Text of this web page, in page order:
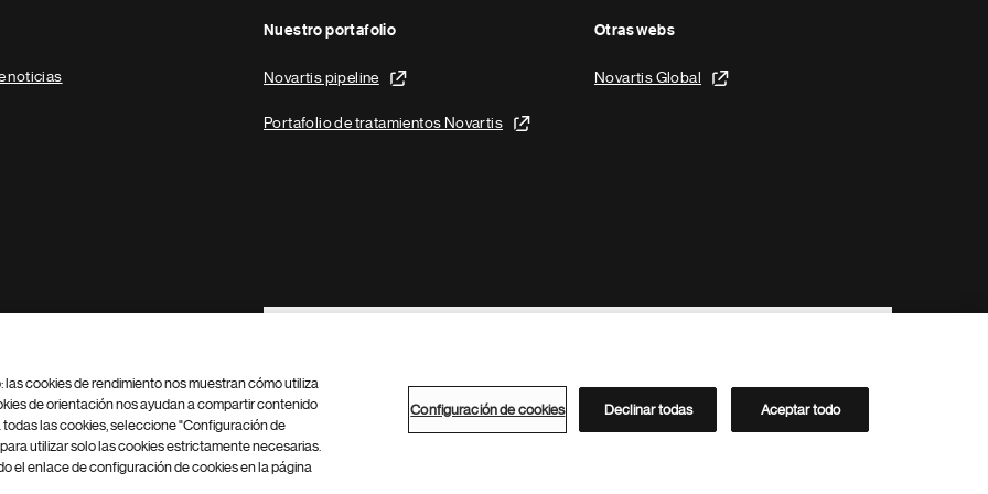
noticias
Nuestro portafolio
Novartis pipeline
Portafolio de tratamientos Novartis
Otras webs
Novartis Global
Footer Site Search
Configuración de cookies Mapa del sitio
Directorio de Novartis
cookies de rendimiento nos muestran cómo utiliza
de orientación nos ayudan a compartir contenido
las cookies, seleccione "Configuración de
utilizar solo las cookies estrictamente necesarias.
el enlace de configuración de cookies en la página
Configuración de cookies Declinar todas Aceptar todo